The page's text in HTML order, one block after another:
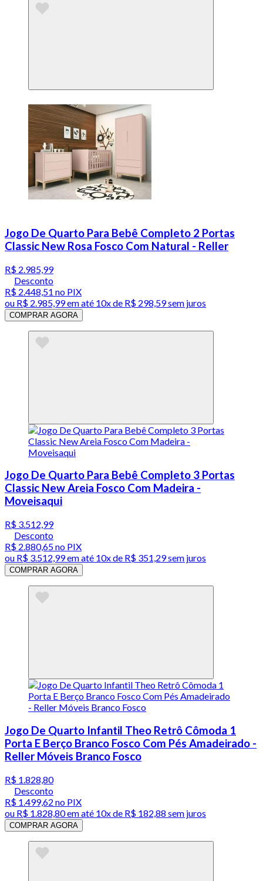
Jogo De Quarto Para Bebê Completo 2 Portas
Classic New Rosa Fosco Com Natural - Reller
R$ 2.985,99
Desconto
R$ 2.448,51 no PIX
ou R$ 2.985,99em até 10x de R$ 298,59 sem juros
COMPRAR AGORA
Jogo De Quarto Para Bebê Completo 3 Portas
Classic New Areia Fosco Com Madeira -
Moveisaqui
R$ 3.512,99
Desconto
R$ 2.880,65no PIX
ou R$ 3.512,99em até 10x de R$ 351,29 sem juros
COMPRAR AGORA
Jogo De Quarto Infantil Theo Retrô Cômoda 1
Porta E Berço Branco Fosco Com Pés Amadeirado -
Reller Móveis Branco Fosco
R$ 1.828,80
Desconto
R$ 1.499,62 no PIX
ou R$ 1.828,80em até 10x de R$ 182,88 sem juros
COMPRAR AGORA